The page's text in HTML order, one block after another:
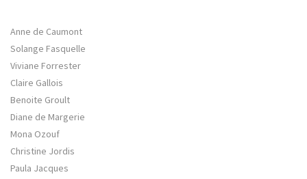
Anne de Caumont
Solange Fasquelle
Viviane Forrester
Claire Gallois
Benoite Groult
Diane de Margerie
Mona Ozouf
Christine Jordis
Paula Jacques